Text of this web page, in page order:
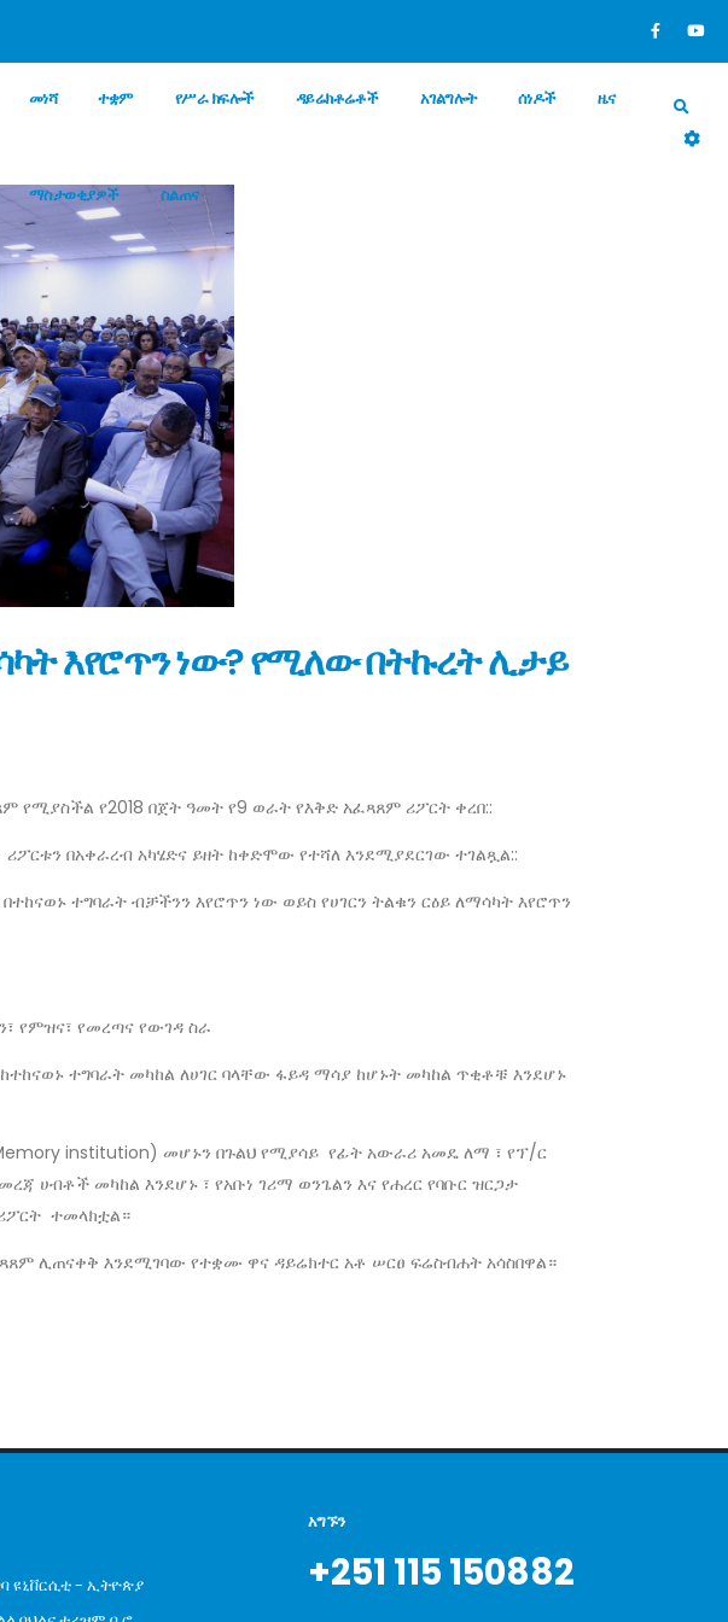
መነሻ ተቋም የሥራ ክፍሎች ዳይሬክቶሬቶች አገልግሎት ሰነዶች ዜና
ማስታወቂያዎች ስልጠና
እየሮጥን ነው? የሚለው በትኩረት ሊታይ
የ2018 በጀት ዓመት የ9 ወራት የእቅድ አፈጻጸም ሪፖርት ቀረበ::
በአቀራረብ አካሄድና ይዘት ከቀድሞው የተሻለ እንደሚያደርገው ተገልጿል::
ተግባራት ብቻችንን እየሮጥን ነው ወይስ የሀገርን ትልቁን ርዕይ ለማሳካት እየሮጥን
የምዝና፣ የመረጣና የውገዳ ስራ
ተግባራት መካከል ለሀገር ባላቸው ፋይዳ ማሳያ ከሆኑት መካከል ጥቂቶቹ እንደሆኑ
institution) መሆኑን በጉልህ የሚያሳይ የፊት አውራሪ አመዴ ለማ ፣ የፕ/ር
ሀብቶች መካከል እንደሆኑ ፣ የአቡነ ገሪማ ወንጌልን እና የሐረር የባቡር ዝርጋታ
ተመላክቷል።
ሊጠናቀቅ እንደሚገባው የተቋሙ ዋና ዳይሬክተር አቶ ሠርፀ ፍሬስብሐት አሳስበዋል።
ዩኒቨርሲቲ - ኢትዮጵያ
አግኙን
+251 115 150882